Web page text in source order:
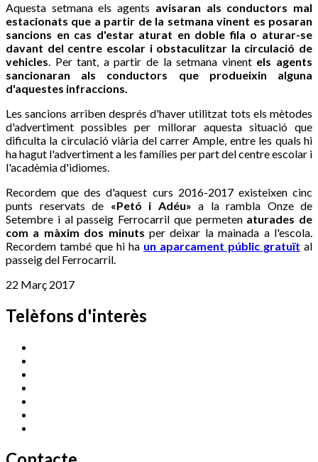
Aquesta setmana els agents avisaran als conductors mal
estacionats que a partir de la setmana vinent es posaran
sancions en cas d'estar aturat en doble fila o aturar-se
davant del centre escolar i obstaculitzar la circulació de
vehicles. Per tant, a partir de la setmana vinent els agents
sancionaran als conductors que produeixin alguna
d'aquestes infraccions.
Les sancions arriben després d'haver utilitzat tots els mètodes
d'advertiment possibles per millorar aquesta situació que
dificulta la circulació viària del carrer Ample, entre les quals hi
ha hagut l'advertiment a les famílies per part del centre escolar i
l'acadèmia d'idiomes.
Recordem que des d'aquest curs 2016-2017 existeixen cinc
punts reservats de «Petó i Adéu» a la rambla Onze de
Setembre i al passeig Ferrocarril que permeten aturades de
com a màxim dos minuts per deixar la mainada a l'escola.
Recordem també que hi ha un aparcament públic gratuït al
passeig del Ferrocarril.
22 Març 2017
Telèfons d'interès